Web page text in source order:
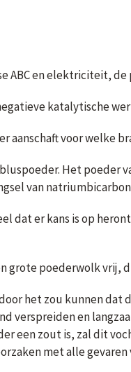
ABC en elektriciteit,
katalytische
aanschaft voor welke
Het poeder
van
dat er kans is op
grote poederwolk vrij,
het zou kunnen dat
verspreiden en
een zout is, zal dit
met alle gevaren